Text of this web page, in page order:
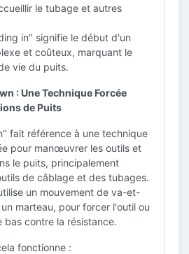
le tubage et autres
in" signifie le début d'un
et coûteux, marquant le
vie du puits.
: Une Technique Forcée
de Puits
fait référence à une technique
pour manœuvrer les outils et
le puits, principalement
de câblage et des tubages.
un mouvement de va-et-
marteau, pour forcer l'outil ou
bas contre la résistance.
fonctionne :